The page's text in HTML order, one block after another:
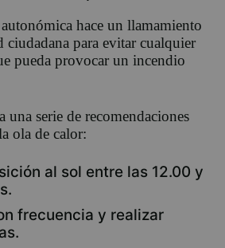
hace un llamamiento
ciudadana para evitar cualquier
pueda provocar un incendio
una serie de recomendaciones
ola de calor:
al sol entre las 12.00 y
frecuencia y realizar